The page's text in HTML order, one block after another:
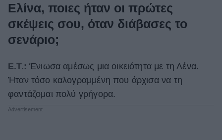
Ελίνα, ποιες ήταν οι πρώτες
σκέψεις σου, όταν διάβασες το
σενάριο;
Ε.Τ.:Ένιωσα αμέσως μια οικειότητα με τη Λένα.
Ήταν τόσο καλογραμμένη που άρχισα να τη
φαντάζομαι πολύ γρήγορα.